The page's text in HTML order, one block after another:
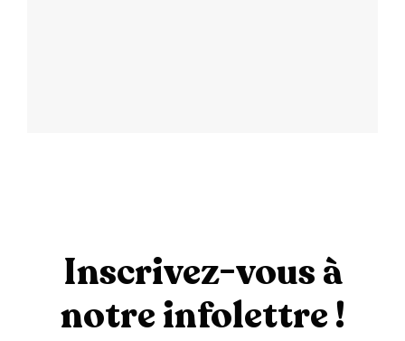
Inscrivez-vous à
notre infolettre !